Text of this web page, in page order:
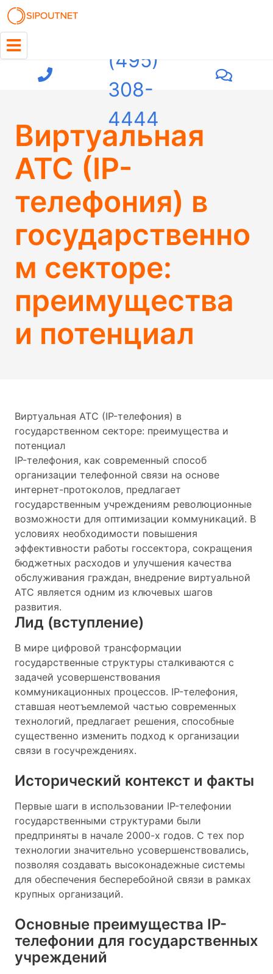
(495)
308-
4444
Виртуальная
АТС (IP-
телефония) в
государственно
м секторе:
преимущества
и потенциал
Виртуальная АТС (IP-телефония) в
государственном секторе: преимущества и
потенциал
IP-телефония, как современный способ
организации телефонной связи на основе
интернет-протоколов, предлагает
государственным учреждениям революционные
возможности для оптимизации коммуникаций. В
условиях необходимости повышения
эффективности работы госсектора, сокращения
бюджетных расходов и улучшения качества
обслуживания граждан, внедрение виртуальной
АТС является одним из ключевых шагов
развития.
Лид (вступление)
В мире цифровой трансформации
государственные структуры сталкиваются с
задачей усовершенствования
коммуникационных процессов. IP-телефония,
ставшая неотъемлемой частью современных
технологий, предлагает решения, способные
существенно изменить подход к организации
связи в госучреждениях.
Исторический контекст и факты
Первые шаги в использовании IP-телефонии
государственными структурами были
предприняты в начале 2000-х годов. С тех пор
технологии значительно усовершенствовались,
позволяя создавать высоконадежные системы
для обеспечения бесперебойной связи в рамках
крупных организаций.
Основные преимущества IP-
телефонии для государственных
учреждений